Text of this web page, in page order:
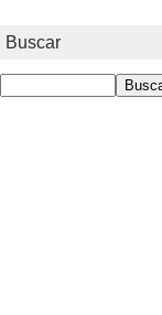
Buscar